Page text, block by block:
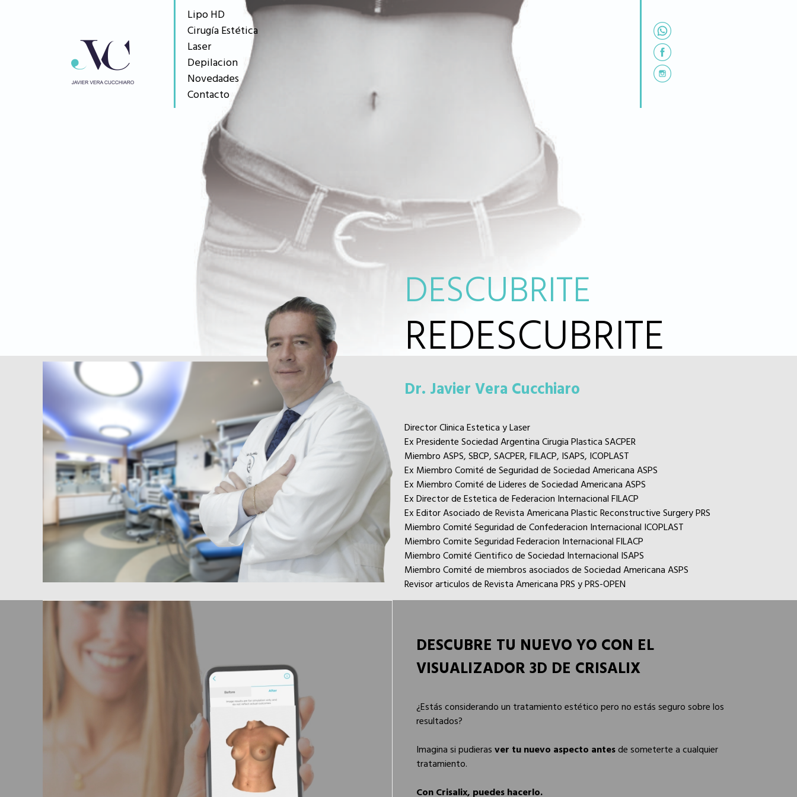
Lipo HD
Cirugía Estética
Laser
Depilacion
Novedades
Contacto
DESCUBRITE
REDESCUBRITE
Dr. Javier Vera Cucchiaro
Director Clinica Estetica y Laser
Ex Presidente Sociedad Argentina Cirugia Plastica SACPER
Miembro ASPS, SBCP, SACPER, FILACP, ISAPS, ICOPLAST
Ex Miembro Comité de Seguridad de Sociedad Americana ASPS
Ex Miembro Comité de Lideres de Sociedad Americana ASPS
Ex Director de Estetica de Federacion Internacional FILACP
Ex Editor Asociado de Revista Americana Plastic Reconstructive Surgery PRS
Miembro Comité Seguridad de Confederacion Internacional ICOPLAST
Miembro Comite Seguridad Federacion Internacional FILACP
Miembro Comité Cientifico de Sociedad Internacional ISAPS
Miembro Comité de miembros asociados de Sociedad Americana ASPS
Revisor articulos de Revista Americana PRS y PRS-OPEN
DESCUBRE TU NUEVO YO CON EL
VISUALIZADOR 3D DE CRISALIX
¿Estás considerando un tratamiento estético pero no estás seguro sobre los
resultados?
Imagina si pudieras ver tu nuevo aspecto antesde someterte a cualquier
tratamiento.
Con Crisalix, puedes hacerlo.